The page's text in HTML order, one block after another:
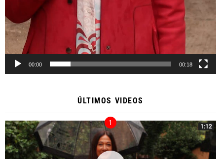
00:00 00:18
ÚLTIMOS VIDEOS
1:12